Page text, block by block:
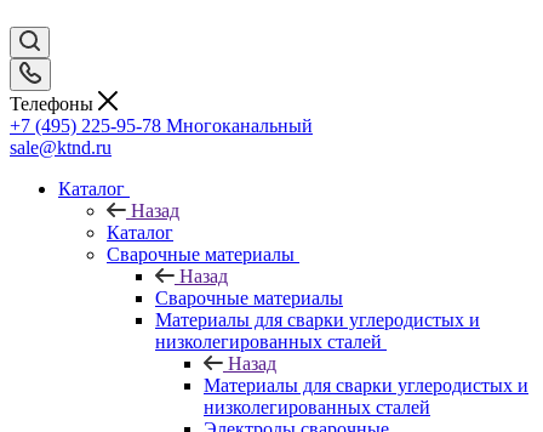
Телефоны
+7 (495) 225-95-78 Многоканальный
sale@ktnd.ru
Каталог
Назад
Каталог
Сварочные материалы
Назад
Сварочные материалы
Материалы для сварки углеродистых и
низколегированных сталей
Назад
Материалы для сварки углеродистых и
низколегированных сталей